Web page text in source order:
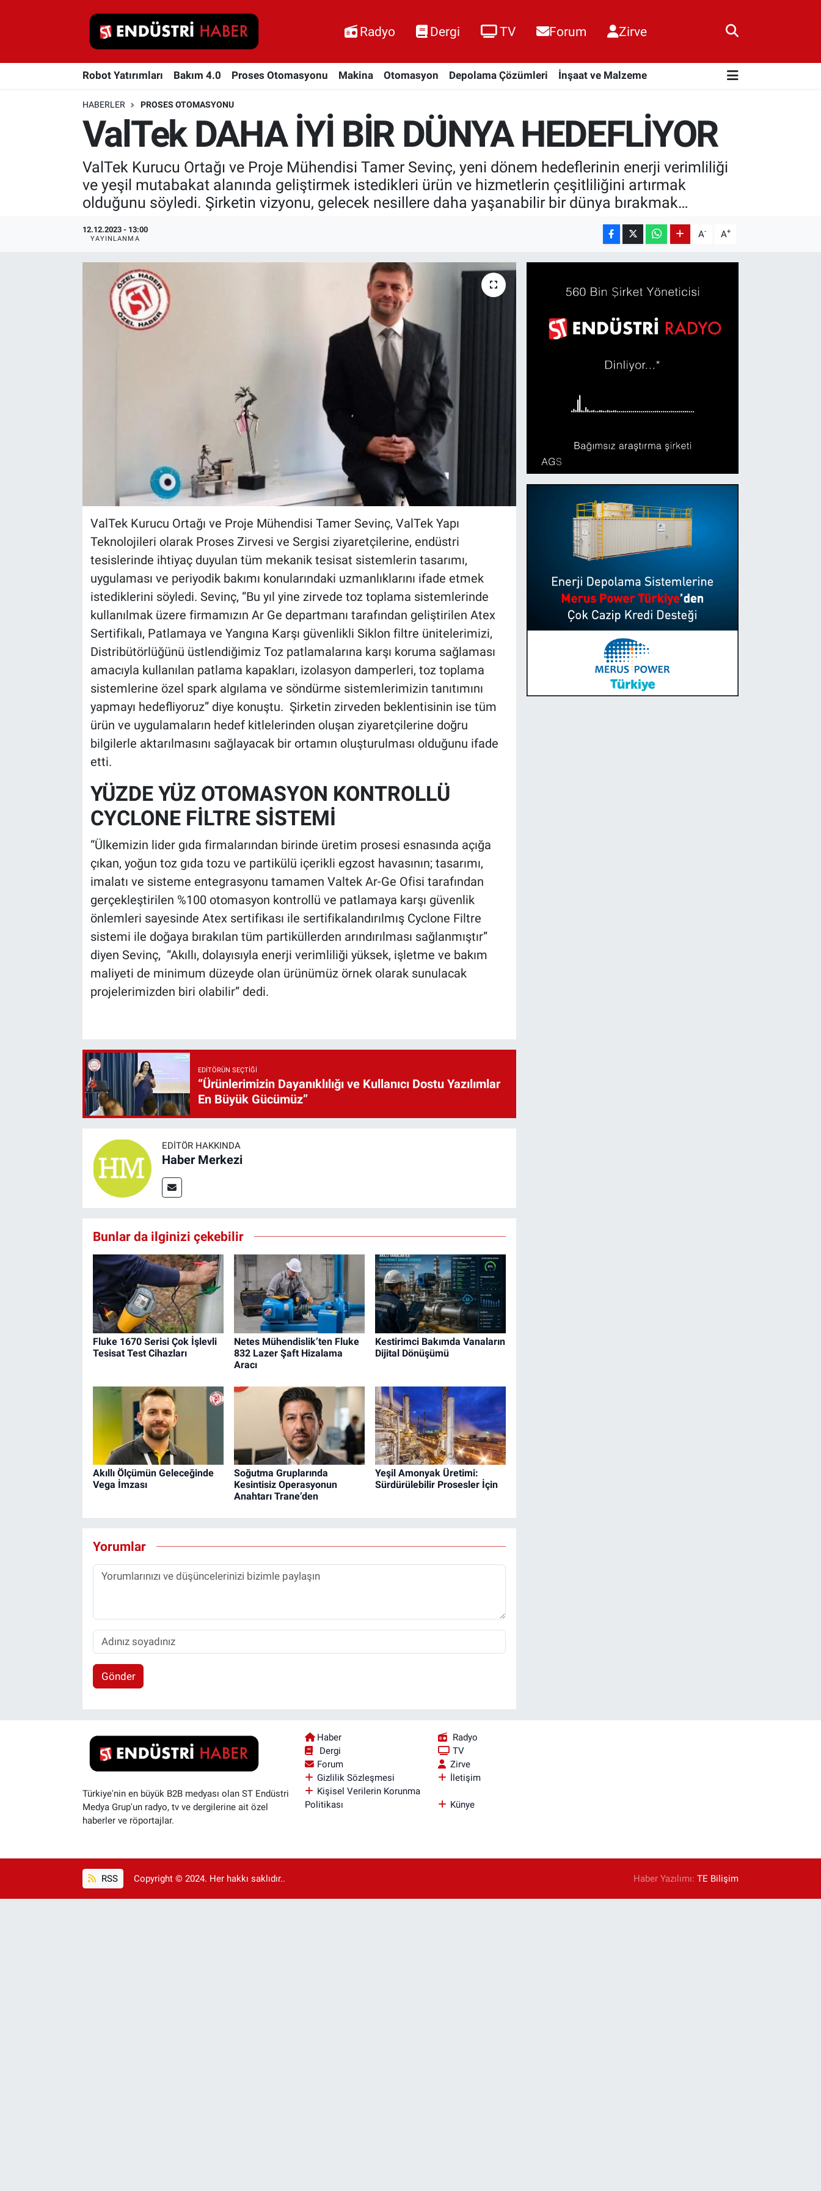
Radyo Dergi TV Forum Zirve
Robot Yatırımları Bakım 4.0 Proses Otomasyonu Makina Otomasyon Depolama Çözümleri İnşaat ve Malzeme
HABERLER PROSES OTOMASYONU
ValTek DAHA İYİ BİR DÜNYA HEDEFLİYOR
ValTek Kurucu Ortağı ve Proje Mühendisi Tamer Sevinç, yeni dönem hedeflerinin enerji verimliliği
ve yeşil mutabakat alanında geliştirmek istedikleri ürün ve hizmetlerin çeşitliliğini artırmak
olduğunu söyledi. Şirketin vizyonu, gelecek nesillere daha yaşanabilir bir dünya bırakmak…
12.12.2023 - 13:00
YAYINLANMA A- A+
ValTek Kurucu Ortağı ve Proje Mühendisi Tamer Sevinç, ValTek Yapı
Teknolojileri olarak Proses Zirvesi ve Sergisi ziyaretçilerine, endüstri
tesislerinde ihtiyaç duyulan tüm mekanik tesisat sistemlerin tasarımı,
uygulaması ve periyodik bakımı konularındaki uzmanlıklarını ifade etmek
istediklerini söyledi. Sevinç, “Bu yıl yine zirvede toz toplama sistemlerinde
kullanılmak üzere firmamızın Ar Ge departmanı tarafından geliştirilen Atex
Sertifikalı, Patlamaya ve Yangına Karşı güvenlikli Siklon filtre ünitelerimizi,
Distribütörlüğünü üstlendiğimiz Toz patlamalarına karşı koruma sağlaması
amacıyla kullanılan patlama kapakları, izolasyon damperleri, toz toplama
sistemlerine özel spark algılama ve söndürme sistemlerimizin tanıtımını
yapmayı hedefliyoruz” diye konuştu. Şirketin zirveden beklentisinin ise tüm
ürün ve uygulamaların hedef kitlelerinden oluşan ziyaretçilerine doğru
bilgilerle aktarılmasını sağlayacak bir ortamın oluşturulması olduğunu ifade
etti.
YÜZDE YÜZ OTOMASYON KONTROLLÜ
CYCLONE FİLTRE SİSTEMİ
“Ülkemizin lider gıda firmalarından birinde üretim prosesi esnasında açığa
çıkan, yoğun toz gıda tozu ve partikülü içerikli egzost havasının; tasarımı,
imalatı ve sisteme entegrasyonu tamamen Valtek Ar-Ge Ofisi tarafından
gerçekleştirilen %100 otomasyon kontrollü ve patlamaya karşı güvenlik
önlemleri sayesinde Atex sertifikası ile sertifikalandırılmış Cyclone Filtre
sistemi ile doğaya bırakılan tüm partiküllerden arındırılması sağlanmıştır”
diyen Sevinç, “Akıllı, dolayısıyla enerji verimliliği yüksek, işletme ve bakım
maliyeti de minimum düzeyde olan ürünümüz örnek olarak sunulacak
projelerimizden biri olabilir” dedi.
EDITÖRÜN SEÇTIĞI
“Ürünlerimizin Dayanıklılığı ve Kullanıcı Dostu Yazılımlar
En Büyük Gücümüz”
EDITÖR HAKKINDA
Haber Merkezi
Bunlar da ilginizi çekebilir
Fluke 1670 Serisi Çok İşlevli
Tesisat Test Cihazları
Netes Mühendislik’ten Fluke
832 Lazer Şaft Hizalama
Aracı
Kestirimci Bakımda Vanaların
Dijital Dönüşümü
Akıllı Ölçümün Geleceğinde
Vega İmzası
Soğutma Gruplarında
Kesintisiz Operasyonun
Anahtarı Trane’den
Yeşil Amonyak Üretimi:
Sürdürülebilir Prosesler İçin
Yorumlar
Gönder
Türkiye'nin en büyük B2B medyası olan ST Endüstri
Medya Grup'un radyo, tv ve dergilerine ait özel
haberler ve röportajlar.
Haber
Radyo
Dergi
TV
Forum
Zirve
Gizlilik Sözleşmesi
İletişim
Kişisel Verilerin Korunma
Politikası
Künye
RSS Copyright © 2024. Her hakkı saklıdır.. Haber Yazılımı:TE Bilişim
Robot Yatırımları
Proses Otomasyonu
Otomasyon
Depolama Çözümleri
İnşaat ve Malzeme
HaberOrtak
Enerjisini Üreten Fabrikalar